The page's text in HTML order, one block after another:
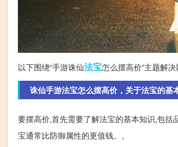
以下围绕“手游诛仙法宝怎么摆高价”主题解
诛仙手游法宝怎么摆高价，关于法宝的基
要摆高价,首先需要了解法宝的基本知识,包括品
宝通常比防御属性的更值钱。。